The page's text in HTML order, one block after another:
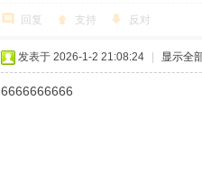
回复 支持 反对
发表于 2026-1-2 21:08:24 显示全
6666666666